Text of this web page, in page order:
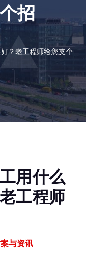
招
？老工程师给您支个
用什么
工程师
与资讯